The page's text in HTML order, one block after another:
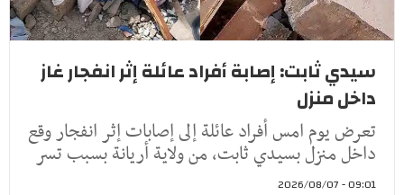
سيدي ثابت: إصابة أفراد عائلة إثر انفجار غاز
داخل منزل
تعرض يوم امس أفراد عائلة إلى إصابات إثر انفجار وقع
داخل منزل بسيدي ثابت، من ولاية أريانة بسبب تسر
09:01 - 2026/08/07